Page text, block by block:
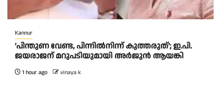
Kannur
‘പിന്തുണ വേണ്ട, പിന്നിൽനിന്ന് കുത്തരുത്’; ഇ.പി.
ജയരാജന് മറുപടിയുമായി അർജുൻ ആയങ്കി
1 hour ago vinaya k